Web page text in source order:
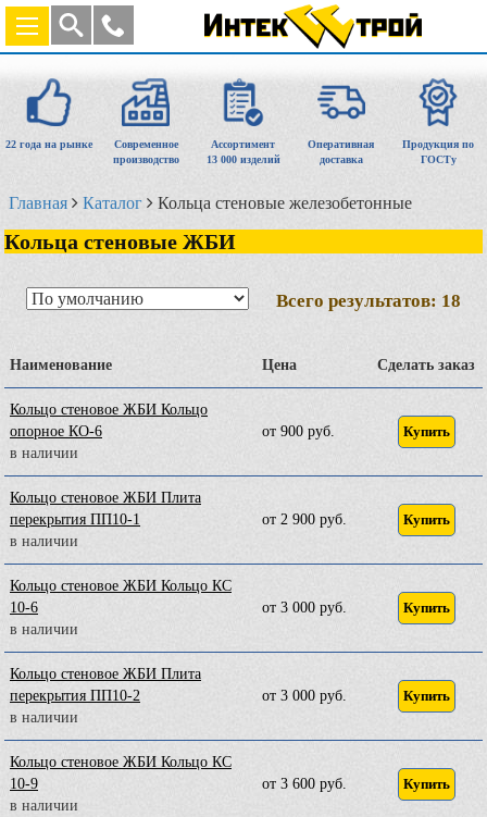
22 года на рынке
Современное
производство
Ассортимент
13 000 изделий
Оперативная
доставка
Продукция по
ГОСТу
Главная Каталог Кольца стеновые железобетонные
Кольца стеновые ЖБИ
Всего результатов: 18
Наименование Цена Сделать заказ
Кольцо стеновое ЖБИ Кольцо
опорное КО-6
в наличии
от 900 руб. Купить
Кольцо стеновое ЖБИ Плита
перекрытия ПП10-1
в наличии
от 2 900 руб. Купить
Кольцо стеновое ЖБИ Кольцо КС
10-6
в наличии
от 3 000 руб. Купить
Кольцо стеновое ЖБИ Плита
перекрытия ПП10-2
в наличии
от 3 000 руб. Купить
Кольцо стеновое ЖБИ Кольцо КС
10-9
в наличии
от 3 600 руб. Купить